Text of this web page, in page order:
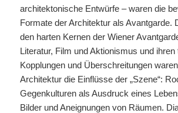
architektonische Entwürfe – waren die
Formate der Architektur als Avantgarde.
den harten Kernen der Wiener
Literatur, Film und Aktionismus und
Kopplungen und Überschreitungen
Architektur die Einflüsse der „Szene“:
Gegenkulturen als Ausdruck eines
Bilder und Aneignungen von Räumen.